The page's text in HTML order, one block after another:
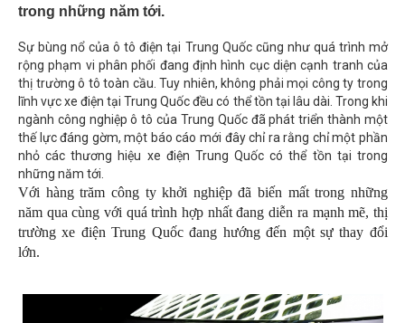
trong những năm tới.
Sự bùng nổ của ô tô điện tại Trung Quốc cũng như quá trình mở
rộng phạm vi phân phối đang định hình cục diện cạnh tranh của
thị trường ô tô toàn cầu. Tuy nhiên, không phải mọi công ty trong
lĩnh vực xe điện tại Trung Quốc đều có thể tồn tại lâu dài. Trong khi
ngành công nghiệp ô tô của Trung Quốc đã phát triển thành một
thế lực đáng gờm, một báo cáo mới đây chỉ ra rằng chỉ một phần
nhỏ các thương hiệu xe điện Trung Quốc có thể tồn tại trong
những năm tới.
Với hàng trăm công ty khởi nghiệp đã biến mất trong những
năm qua cùng với quá trình hợp nhất đang diễn ra mạnh mẽ, thị
trường xe điện Trung Quốc đang hướng đến một sự thay đổi
lớn.